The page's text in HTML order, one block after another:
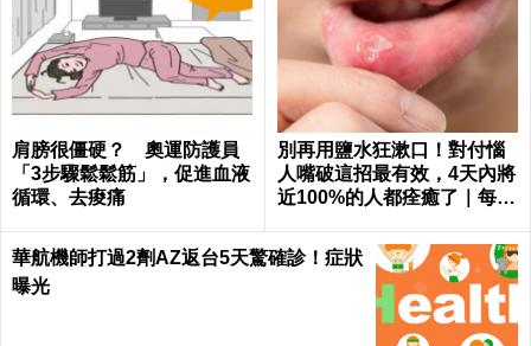
肩膀很僵硬？ 奧運防護員
「3步驟鬆鬆筋」，促進血液
循環、去痠痛
別再用鹽水狂漱口！對付惱
人嘴破這招最有效，4天內將
近100%的人都痊癒了｜每日
華航機師打過2劑AZ返台5天驚確診！症狀
曝光